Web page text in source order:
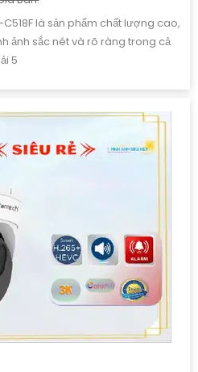
là sản phẩm chất lượng cao,
ảnh sắc nét và rõ ràng trong cả
5